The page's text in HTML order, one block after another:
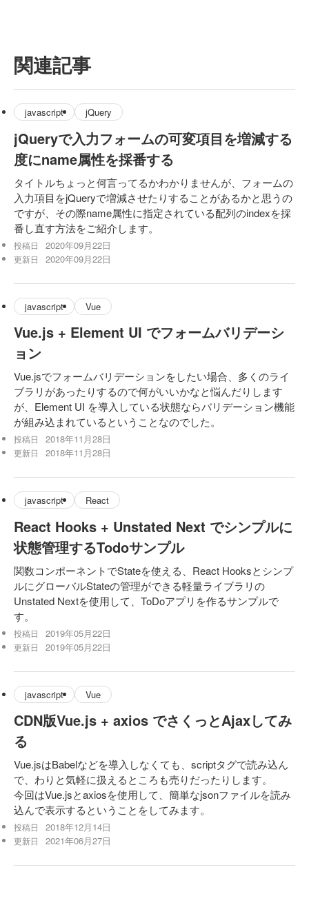
関連記事
javascript jQuery
jQueryで入力フォームの可変項目を増減する
度にname属性を採番する
タイトルちょっと何言ってるかわかりませんが、フォームの
入力項目をjQueryで増減させたりすることがあるかと思うの
ですが、その際name属性に指定されている配列のindexを採
番し直す方法をご紹介します。
投稿日 2020年09月22日
更新日 2020年09月22日
javascript Vue
Vue.js + Element UI でフォームバリデーシ
ョン
Vue.jsでフォームバリデーションをしたい場合、多くのライ
ブラリがあったりするので何がいいかなと悩んだりします
が、Element UI を導入している状態ならバリデーション機能
が組み込まれているということなのでした。
投稿日 2018年11月28日
更新日 2018年11月28日
javascript React
React Hooks + Unstated Next でシンプルに
状態管理するTodoサンプル
関数コンポーネントでStateを使える、React Hooksとシンプ
ルにグローバルStateの管理ができる軽量ライブラリの
Unstated Nextを使用して、ToDoアプリを作るサンプルで
す。
投稿日 2019年05月22日
更新日 2019年05月22日
javascript Vue
CDN版Vue.js + axios でさくっとAjaxしてみ
る
Vue.jsはBabelなどを導入しなくても、scriptタグで読み込ん
で、わりと気軽に扱えるところも売りだったりします。
今回はVue.jsとaxiosを使用して、簡単なjsonファイルを読み
込んで表示するということをしてみます。
投稿日 2018年12月14日
更新日 2021年06月27日